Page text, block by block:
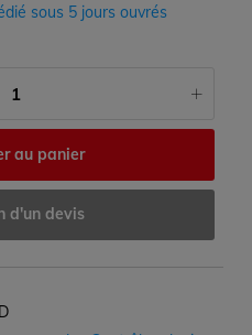
sous 5 jours ouvrés
au panier
d'un devis